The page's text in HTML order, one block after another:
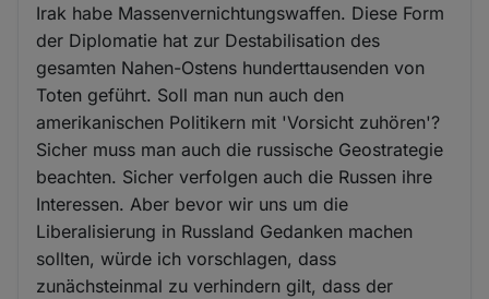
Irak habe Massenvernichtungswaffen. Diese Form
der Diplomatie hat zur Destabilisation des
gesamten Nahen-Ostens hunderttausenden von
Toten geführt. Soll man nun auch den
amerikanischen Politikern mit 'Vorsicht zuhören'?
Sicher muss man auch die russische Geostrategie
beachten. Sicher verfolgen auch die Russen ihre
Interessen. Aber bevor wir uns um die
Liberalisierung in Russland Gedanken machen
sollten, würde ich vorschlagen, dass
zunächsteinmal zu verhindern gilt, dass der